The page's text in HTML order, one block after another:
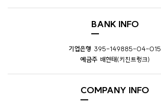
BANK INFO
기업은행 395-149885-04-015
예금주 배현태(키친트렁크)
COMPANY INFO